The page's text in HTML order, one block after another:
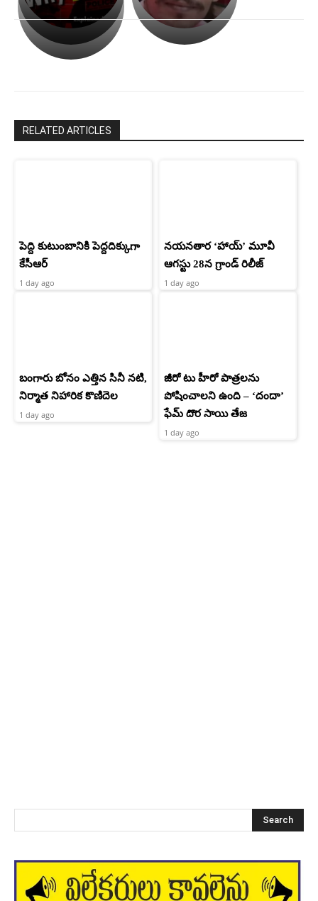
అసంపూర్ణం
స్టార్
హీరోయిన్‏గా
శ్రీనిధి
తీర్చుకున్న
ఉపాసన..
పాపం
రామ్
RELATED ARTICLES
పెద్ది కుటుంబానికి పెద్దదిక్కుగా
కేసీఆర్
1 day ago
నయనతార ‘హాయ్’ మూవీ
ఆగస్టు 28న గ్రాండ్ రిలీజ్
1 day ago
బంగారు బోనం ఎత్తిన సినీ నటి,
నిర్మాత నిహారిక కొణిదెల
1 day ago
జీరో టు హీరో పాత్రలను
పోషించాలని ఉంది – ‘దందా’
ఫేమ్ దొర సాయి తేజ
1 day ago
Search